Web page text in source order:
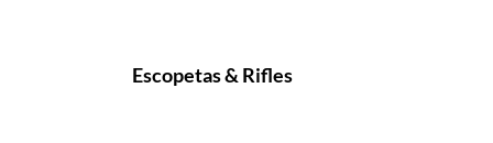
Escopetas & Rifles